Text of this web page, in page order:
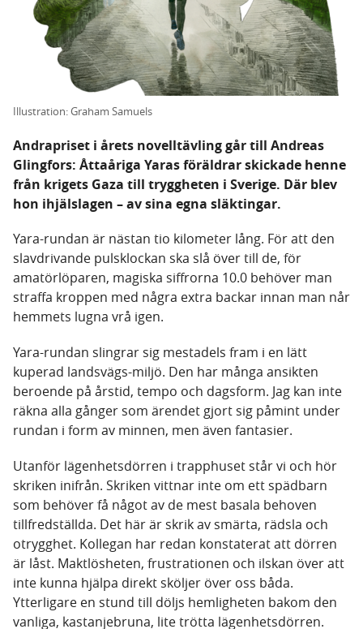
Illustration: Graham Samuels
Andrapriset i årets novelltävling går till Andreas
Glingfors: Åttaåriga Yaras föräldrar skickade henne
från krigets Gaza till tryggheten i Sverige. Där blev
hon ihjälslagen – av sina egna släktingar.
Yara-rundan är nästan tio kilometer lång. För att den
slavdrivande pulsklockan ska slå över till de, för
amatörlöparen, magiska siffrorna 10.0 behöver man
straffa kroppen med några extra backar innan man når
hemmets lugna vrå igen.
Yara-rundan slingrar sig mestadels fram i en lätt
kuperad landsvägs-miljö. Den har många ansikten
beroende på årstid, tempo och dagsform. Jag kan inte
räkna alla gånger som ärendet gjort sig påmint under
rundan i form av minnen, men även fantasier.
Utanför lägenhetsdörren i trapphuset står vi och hör
skriken inifrån. Skriken vittnar inte om ett spädbarn
som behöver få något av de mest basala behoven
tillfredställda. Det här är skrik av smärta, rädsla och
otrygghet. Kollegan har redan konstaterat att dörren
är låst. Maktlösheten, frustrationen och ilskan över att
inte kunna hjälpa direkt sköljer över oss båda.
Ytterligare en stund till döljs hemligheten bakom den
vanliga, kastanjebruna, lite trötta lägenhetsdörren.